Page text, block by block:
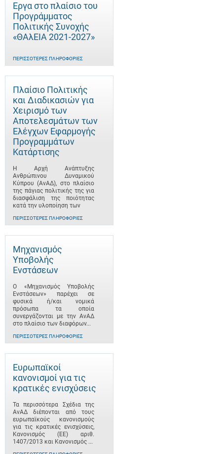
Έργα στο πλαίσιο του
Προγράμματος
Πολιτικής Συνοχής
«ΘΑλΕΙΑ 2021-2027»
ΠΕΡΙΣΣΌΤΕΡΕΣ ΠΛΗΡΟΦΟΡΊΕΣ
Πλαίσιο Πολιτικής
και Διαδικασιών για
Χειρισμό των
Αποτελεσμάτων των
Ελέγχων Εφαρμογής
Προγραμμάτων
Κατάρτισης
Η Αρχή Ανάπτυξης
Ανθρώπινου Δυναμικού
Κύπρου (ΑνΑΔ), στο πλαίσιο
της πάγιας πολιτικής της για
διασφάλιση της ποιότητας
κατά την υλοποίηση των
ΠΕΡΙΣΣΌΤΕΡΕΣ ΠΛΗΡΟΦΟΡΊΕΣ
Μηχανισμός
Υποβολής
Ενστάσεων
Ο «Μηχανισμός Υποβολής
Ενστάσεων» παρέχει σε
φυσικά ή/και νομικά
πρόσωπα τα οποία
συνεργάζονται με την ΑνΑΔ
στο πλαίσιο των διαφόρων...
ΠΕΡΙΣΣΌΤΕΡΕΣ ΠΛΗΡΟΦΟΡΊΕΣ
Ευρωπαϊκοί
κανονισμοί για τις
κρατικές ενισχύσεις
Τα περισσότερα Σχέδια της
ΑνΑΔ διέπονται από τους
ευρωπαϊκούς κανονισμούς
για τις κρατικές ενισχύσεις,
Κανονισμός (ΕΕ) αριθ.
1407/2013 και Κανονισμός ...